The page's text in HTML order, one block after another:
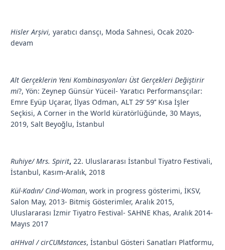
Hisler Arşivi, yaratıcı dansçı, Moda Sahnesi, Ocak 2020-
devam
Alt Gerçeklerin Yeni Kombinasyonları Üst Gerçekleri Değiştirir
mi?, Yön: Zeynep Günsür Yüceil- Yaratıcı Performansçılar:
Emre Eyüp Uçarar, İlyas Odman, ALT 29’ 59’’ Kısa İşler
Seçkisi, A Corner in the World küratörlüğünde, 30 Mayıs,
2019, Salt Beyoğlu, İstanbul
Ruhiye/ Mrs. Spirit, 22. Uluslararası İstanbul Tiyatro Festivali,
İstanbul, Kasım-Aralık, 2018
Kül-Kadın/ Cind-Woman, work in progress gösterimi, İKSV,
Salon May, 2013- Bitmiş Gösterimler, Aralık 2015,
Uluslararası İzmir Tiyatro Festival- SAHNE Khas, Aralık 2014-
Mayıs 2017
aHHval / cirCUMstances, İstanbul Gösteri Sanatları Platformu,